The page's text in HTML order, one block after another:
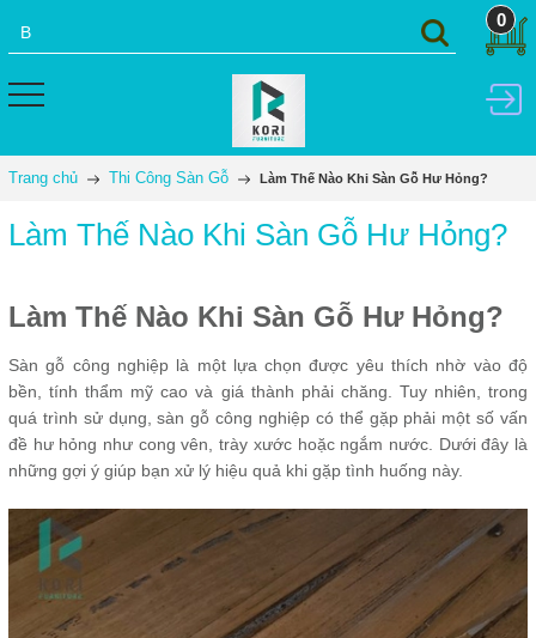
0
Trang chủ Thi Công Sàn Gỗ Làm Thế Nào Khi Sàn Gỗ Hư Hỏng?
Làm Thế Nào Khi Sàn Gỗ Hư Hỏng?
Làm Thế Nào Khi Sàn Gỗ Hư Hỏng?
Sàn gỗ công nghiệp là một lựa chọn được yêu thích nhờ vào độ
bền, tính thẩm mỹ cao và giá thành phải chăng. Tuy nhiên, trong
quá trình sử dụng, sàn gỗ công nghiệp có thể gặp phải một số vấn
đề hư hỏng như cong vên, trày xước hoặc ngắm nước. Dưới đây là
những gợi ý giúp bạn xử lý hiệu quả khi gặp tình huống này.